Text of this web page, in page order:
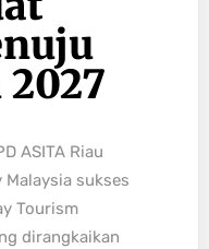
ASITA Riau
sukses
Tourism
dirangkaikan